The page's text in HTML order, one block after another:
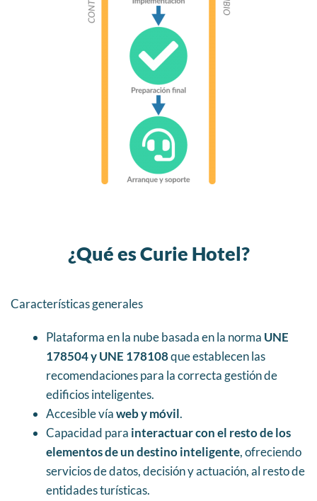
¿Qué es Curie Hotel?
Características generales
Plataforma en la nube basada en la norma UNE
178504 y UNE 178108que establecen las
recomendaciones para la correcta gestión de
edificios inteligentes.
Accesible víaweb y móvil.
Capacidad para interactuar con el resto de los
elementos de un destino inteligente, ofreciendo
servicios de datos, decisión y actuación, al resto de
entidades turísticas.